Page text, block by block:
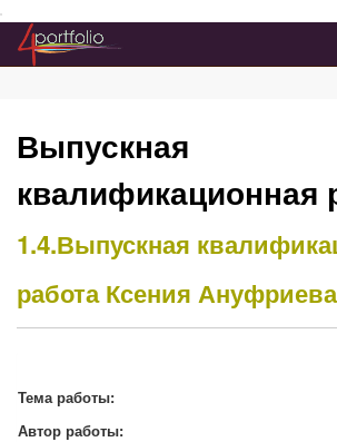
Преейти на главное меню
Выпускная
квалификационная
1.4.Выпускная
работа Ксения Ануфриева
Тема работы:
Автор работы: